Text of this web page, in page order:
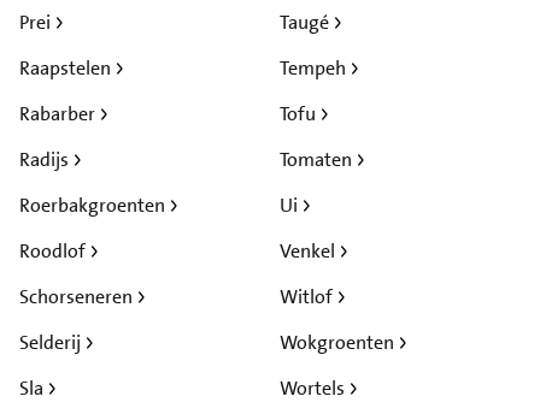
Prei
Raapstelen
Rabarber
Radijs
Roerbakgroenten
Roodlof
Schorseneren
Selderij
Sla
Taugé
Tempeh
Tofu
Tomaten
Ui
Venkel
Witlof
Wokgroenten
Wortels